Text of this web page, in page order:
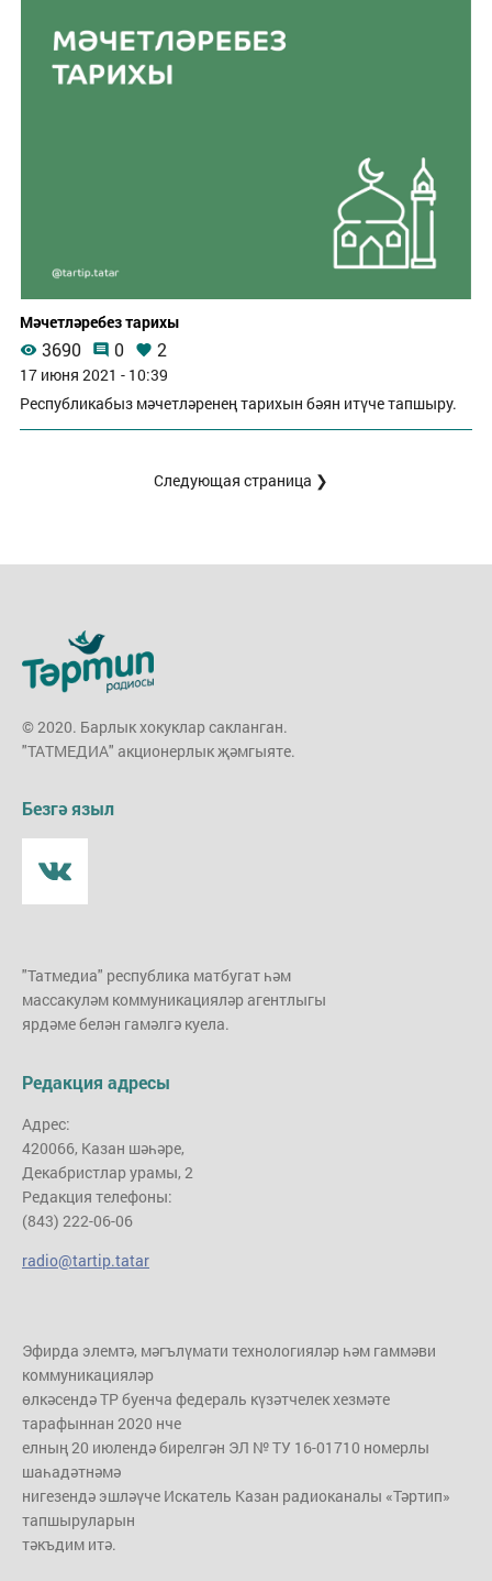
Мәчетләребез тарихы
3690 0 2
17 июня 2021 - 10:39
Республикабыз мәчетләренең тарихын бәян итүче тапшыру.
Следующая страница ❯
© 2020. Барлык хокуклар сакланган.
"ТАТМЕДИА" акционерлык җәмгыяте.
"Татмедиа" республика матбугат һәм
массакуләм коммуникацияләр агентлыгы
ярдәме белән гамәлгә куела.
Редакция адресы
Адрес:
420066, Казан шәһәре,
Декабристлар урамы, 2
Редакция телефоны:
(843) 222-06-06
radio@tartip.tatar
Безгә языл
Эфирда элемтә, мәгълүмати технологияләр һәм гаммәви
коммуникацияләр
өлкәсендә ТР буенча федераль күзәтчелек хезмәте
тарафыннан 2020 нче
елның 20 июлендә бирелгән ЭЛ № ТУ 16-01710 номерлы
шаһадәтнәмә
нигезендә эшләүче Искатель Казан радиоканалы «Тәртип»
тапшыруларын
тәкъдим итә.